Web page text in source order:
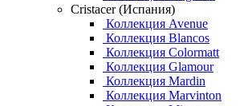
Cristacer (Испания)
Коллекция Avenue
Коллекция Blancos
Коллекция Colormatt
Коллекция Glamour
Коллекция Mardin
Коллекция Marvinton